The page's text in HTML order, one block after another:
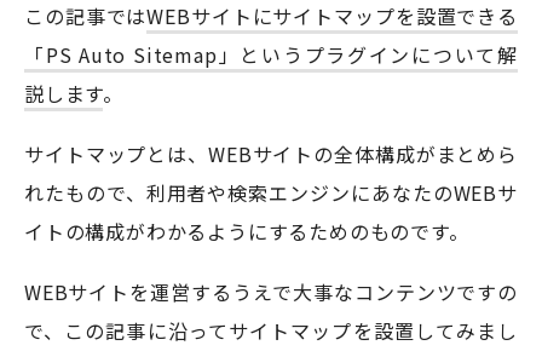
モアフィールド株式会社
〒420-0858
静岡県静岡市葵区伝馬町1-2 ホテルシティオ静岡3階
会社概要プライバシーポリシー
©2026 More Field Inc.
この記事ではWEBサイトにサイトマップを設置できる
「PS Auto Sitemap」というプラグインについて解
説します。
サイトマップとは、WEBサイトの全体構成がまとめら
れたもので、利用者や検索エンジンにあなたのWEBサ
イトの構成がわかるようにするためのものです。
WEBサイトを運営するうえで大事なコンテンツですの
で、この記事に沿ってサイトマップを設置してみまし